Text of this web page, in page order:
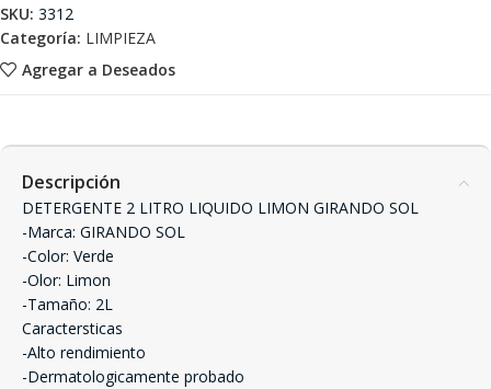
Agregar a Deseados
SKU: 3312
Categoría: LIMPIEZA
Descripción
DETERGENTE 2 LITRO LIQUIDO LIMON GIRANDO SOL
-Marca: GIRANDO SOL
-Color: Verde
-Olor: Limon
-Tamaño: 2L
Caractersticas
-Alto rendimiento
-Dermatologicamente probado